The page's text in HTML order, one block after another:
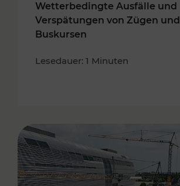
Wetterbedingte Ausfälle und
Verspätungen von Zügen und
Buskursen
Lesedauer: 1 Minuten